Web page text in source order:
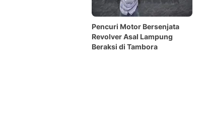
Pencuri Motor Bersenjata
Revolver Asal Lampung
Beraksi di Tambora